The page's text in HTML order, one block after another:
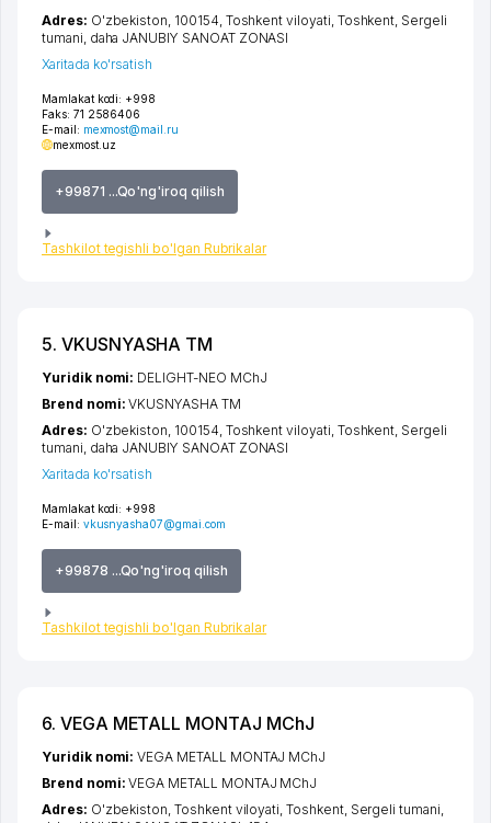
Mamlakat kodi: +998
Faks: 71 2586406
E-mail: mexmost@mail.ru
mexmost.uz
+99871 ...Qo'ng'iroq qilish
Tashkilot tegishli bo'lgan Rubrikalar
Adres: O'zbekiston, 100154, Toshkent viloyati Toshkent Sergeli
tumani daha JANUBIY SANOAT ZONASI
Xaritada ko'rsatish
5. VKUSNYASHA TM
Mamlakat kodi: +998
E-mail: vkusnyasha07@gmai.com
+99878 ...Qo'ng'iroq qilish
Tashkilot tegishli bo'lgan Rubrikalar
Yuridik nomi: DELIGHT-NEO MChJ
Brend nomi:VKUSNYASHA TM
Adres: O'zbekiston, 100154, Toshkent viloyati, Toshkent, Sergeli
tumani, daha JANUBIY SANOAT ZONASI
Xaritada ko'rsatish
6. VEGA METALL MONTAJ MChJ
Yuridik nomi:VEGA METALL MONTAJ MChJ
Brend nomi:VEGA METALL MONTAJ MChJ
Adres: O'zbekiston,Toshkent viloyati,Toshkent, Sergeli tumani,